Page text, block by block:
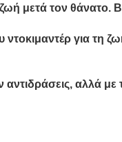
μετά τον θάνατο.
ντοκιμαντέρ για
αλλά